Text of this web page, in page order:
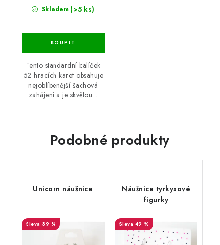
Skladem (>5 ks)
Tento standardní balíček
52 hracích karet obsahuje
nejoblíbenější šachová
zahájení a je skvělou...
Podobné produkty
Unicorn náušnice
39 %
Náušnice tyrkysové
figurky
49 %